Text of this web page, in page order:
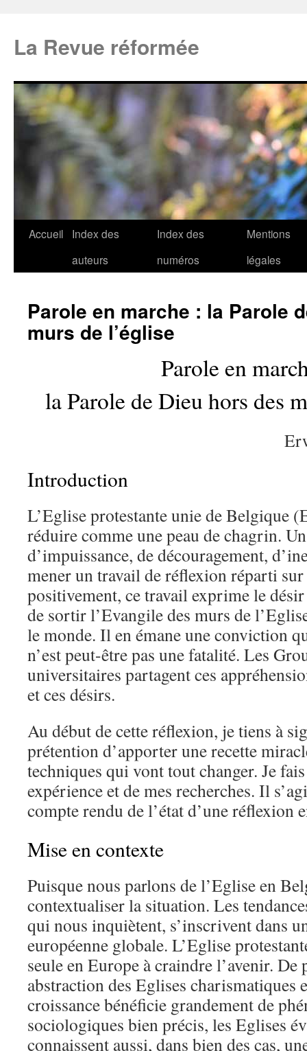
La Revue réformée
Accueil
Index des
auteurs
Index des
numéros
Mentions
légales
Parole en marche : la Parole
murs de l’église
Parole en
la Parole de Dieu hors des
Introduction
L’Eglise protestante unie de Belgique
réduire comme une peau de chagrin.
d’impuissance, de découragement,
mener un travail de réflexion réparti
positivement, ce travail exprime le désir
de sortir l’Evangile des murs de
le monde. Il en émane une conviction
n’est peut-être pas une fatalité. Les
universitaires partagent ces
et ces désirs.
Au début de cette réflexion, je tiens à
prétention d’apporter une recette
techniques qui vont tout changer. Je
expérience et de mes recherches. Il
compte rendu de l’état d’une réflexion
Mise en contexte
Puisque nous parlons de l’Eglise en
contextualiser la situation. Les
qui nous inquiètent, s’inscrivent dans
européenne globale. L’Eglise
seule en Europe à craindre l’avenir. De
abstraction des Eglises charismatiques
croissance bénéficie grandement de
sociologiques bien précis, les Eglises
connaissent aussi, dans bien des cas,